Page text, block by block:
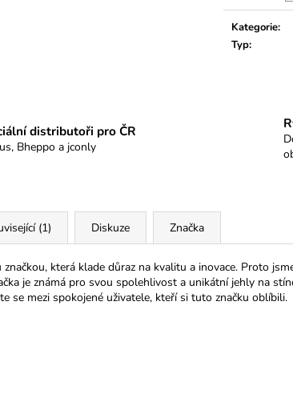
cena:
Kategorie:
Typ:
distributoři pro ČR
Bheppo a jconly
(1) Diskuze Značka
značkou, která klade důraz na kvalitu a inovace. Proto
je známá pro svou spolehlivost a unikátní jehly na
se mezi spokojené uživatele, kteří si tuto značku oblíbili.